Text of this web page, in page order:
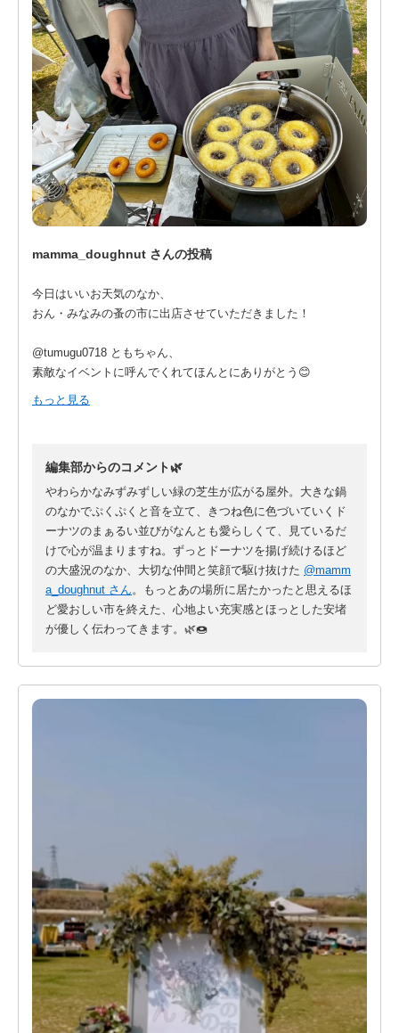
普段、こうした骨董品に触れる機会の少ない方々が興味深く手
に取ってくださる姿。そして何より、私たちのことを知ってく
ださっているお客様や他出店者様からのお声がけが、本当に、
本当に嬉しかったです。
今回も多くの古いものたちが、新たな持ち主のもとへ旅立って
いきました。
それぞれの暮らしの中で、また新しい物語を紡いでくれること
と思います。
改めて、ご来場いただいた皆様、そして主催・運営者の皆様、
に愛される素敵な蚤の市として更なる成長を祈りつつ、次回も
mamma_doughnut さんの投稿
今日はいいお天気のなか、
おん・みなみの蚤の市に出店させていただきました！
@tumugu0718 ともちゃん、
素敵なイベントに呼んでくれてほんとにありがとう😊
結果、私もずっとドーナツ揚げてて写真がほぼ無くて。
友達が撮ってくれた写真が唯一！
お客さまにこんな感じで
お尻ばっかり向けててすみませんでした💦
でもスタッフみゆきさんとのこの笑顔の写真から、
今日の楽しさが伝わるかな😊
今、片付けも終わってほっとしてます。
いろんな出店者さんにお客さまに会えて嬉しかったけど、
売り切れてからいただいた、
@smile_shokudou さんのお弁当、元気でました😊
もっと見る
編集部からのコメント🌿
やわらかなみずみずしい緑の芝生が広がる屋外。大きな鍋
のなかでぷくぷくと音を立て、きつね色に色づいていくド
ーナツのまぁるい並びがなんとも愛らしくて、見ているだ
けで心が温まりますね。ずっとドーナツを揚げ続けるほど
の大盛況のなか、大切な仲間と笑顔で駆け抜けた @mamm
a_doughnut さん 。もっとあの場所に居たかったと思えるほ
ど愛おしい市を終えた、心地よい充実感とほっとした安堵
が優しく伝わってきます。🌿🍩